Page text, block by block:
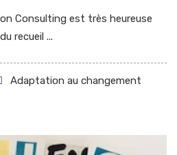
Consulting est très heureuse
recueil ...
Adaptation au changement